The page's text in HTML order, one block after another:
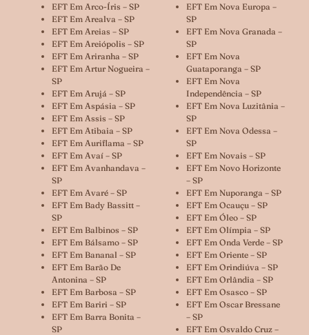
EFT Em Arco-Íris – SP
EFT Em Arealva – SP
EFT Em Areias – SP
EFT Em Areiópolis – SP
EFT Em Ariranha – SP
EFT Em Artur Nogueira –
SP
EFT Em Arujá – SP
EFT Em Aspásia – SP
EFT Em Assis – SP
EFT Em Atibaia – SP
EFT Em Auriflama – SP
EFT Em Avaí – SP
EFT Em Avanhandava –
SP
EFT Em Avaré – SP
EFT Em Bady Bassitt –
SP
EFT Em Balbinos – SP
EFT Em Bálsamo – SP
EFT Em Bananal – SP
EFT Em Barão De
Antonina – SP
EFT Em Barbosa – SP
EFT Em Bariri – SP
EFT Em Barra Bonita –
SP
EFT Em Nova Europa –
SP
EFT Em Nova Granada –
SP
EFT Em Nova
Guataporanga – SP
EFT Em Nova
Independência – SP
EFT Em Nova Luzitânia –
SP
EFT Em Nova Odessa –
SP
EFT Em Novais – SP
EFT Em Novo Horizonte
– SP
EFT Em Nuporanga – SP
EFT Em Ocauçu – SP
EFT Em Óleo – SP
EFT Em Olímpia – SP
EFT Em Onda Verde – SP
EFT Em Oriente – SP
EFT Em Orindiúva – SP
EFT Em Orlândia – SP
EFT Em Osasco – SP
EFT Em Oscar Bressane
– SP
EFT Em Osvaldo Cruz –